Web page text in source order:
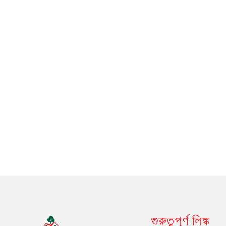
গুরুত্বপূর্ণ লিঙ্ক